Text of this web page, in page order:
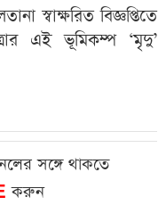
স্বাক্ষরিত বিজ্ঞপ্তিতে
এই ভূমিকম্প ‘মৃদু’
সঙ্গে থাকতে
করুন